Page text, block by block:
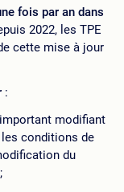
fois par an dans
2022, les TPE
cette mise à jour
:
modifiant
conditions de
du